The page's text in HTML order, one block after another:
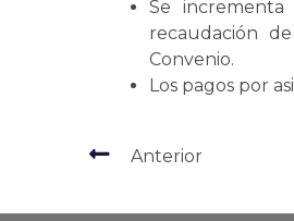
Se
recaudación
Convenio.
Los pagos por
Anterior